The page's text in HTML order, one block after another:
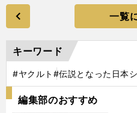
一覧
キーワード
#ヤクルト #伝説となった日本
編集部のおすすめ